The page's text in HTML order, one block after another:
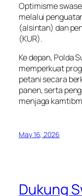
Optimisme
melalui
(alsintan) dan
(KUR).
Ke depan, Polda
memperkuat
petani secara
panen, serta
menjaga
May 16, 2026
Dukung